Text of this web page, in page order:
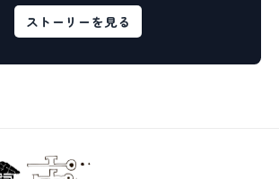
ストーリーを見る